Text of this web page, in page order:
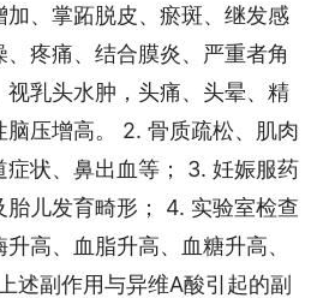
、掌跖脱皮、瘀斑、继发感
疼痛、结合膜炎、严重者角
视乳头水肿，头痛、头晕、精
压增高。 2. 骨质疏松、肌肉
症状、鼻出血等； 3. 妊娠服药
儿发育畸形； 4. 实验室检查
高、血脂升高、血糖升高、
述副作用与异维A酸引起的副